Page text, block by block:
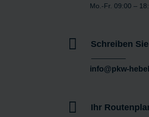
Mo.-Fr. 09:00 –
 Schreiben
info@pkw-
 Ihr